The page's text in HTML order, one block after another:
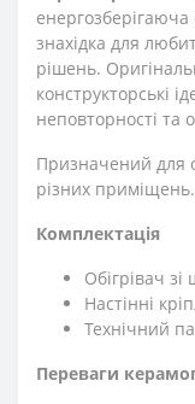
знахідка для
рішень.
конструкторські
неповторності та
Призначений для
різних приміщень.
Комплектація
Обігрівач
Настінні
Технічний
Переваги